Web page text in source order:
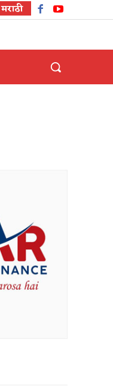
मराठी